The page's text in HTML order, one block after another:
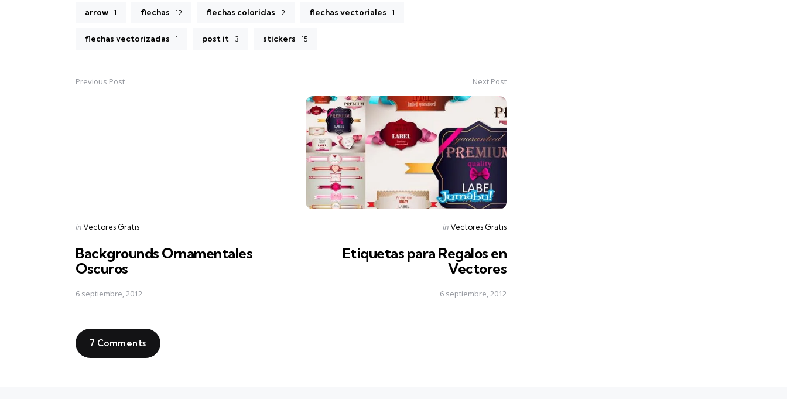
arrow 1 flechas 12 flechas coloridas 2 flechas vectoriales 1
flechas vectorizadas 1 post it 3 stickers 15
Post
Previous Post
Posted
inVectores Gratis
Backgrounds Ornamentales
Oscuros
6 septiembre, 2012
Next Post
Posted
inVectores Gratis
Etiquetas para Regalos en
Vectores
6 septiembre, 2012
7 Comments